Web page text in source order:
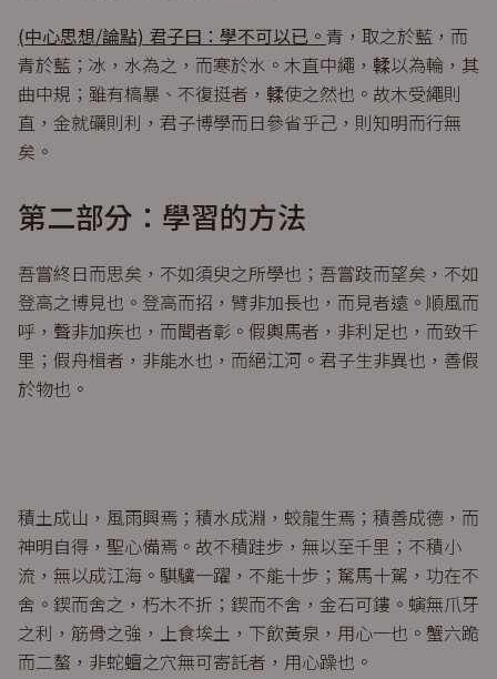
(中心思想/論點) 君子曰：學不可以已。 青，取之於藍，而
青於藍；冰，水為之，而寒於水。木直中繩，輮以為輪，其
曲中規；雖有槁暴、不復挺者，輮使之然也。故木受繩則
直，金就礪則利，君子博學而日參省乎己，則知明而行無
矣。
第二部分：學習的方法
吾嘗終日而思矣，不如須臾之所學也；吾嘗跂而望矣，不如
登高之博見也。登高而招，臂非加長也，而見者遠。順風而
呼，聲非加疾也，而聞者彰。假輿馬者，非利足也，而致千
里；假舟楫者，非能水也，而絕江河。君子生非異也，善假
於物也。
積土成山，風雨興焉；積水成淵，蛟龍生焉；積善成德，而
神明自得，聖心備焉。故不積跬步，無以至千里；不積小
流，無以成江海。騏驥一躍，不能十步；駑馬十駕，功在不
舍。鍥而舍之，朽木不折；鍥而不舍，金石可鏤。螾無爪牙
之利，筋骨之強，上食埃土，下飲黃泉，用心一也。蟹六跪
而二螯，非蛇蟺之穴無可寄託者，用心躁也。